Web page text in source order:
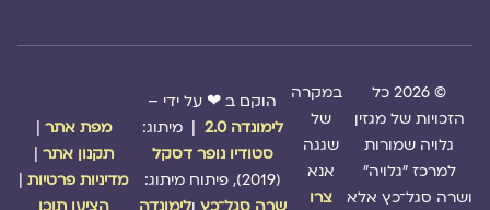
© 2026 כל
הזכויות של מגזין
גלויה שמורות
למרכז "גלויה"
ושרה סגל־כץ אלא
במקרה
של
שגגה
אנא
צרו
הוקם ב ❤ על ידי –
לימונדה 2.0
| מיתוג:
סטודיו נופר דסקל
מפת אתר|
תקנון אתר|
מדיניות פרטיות|